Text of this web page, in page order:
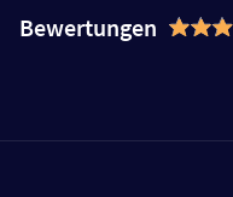
Bewertungen